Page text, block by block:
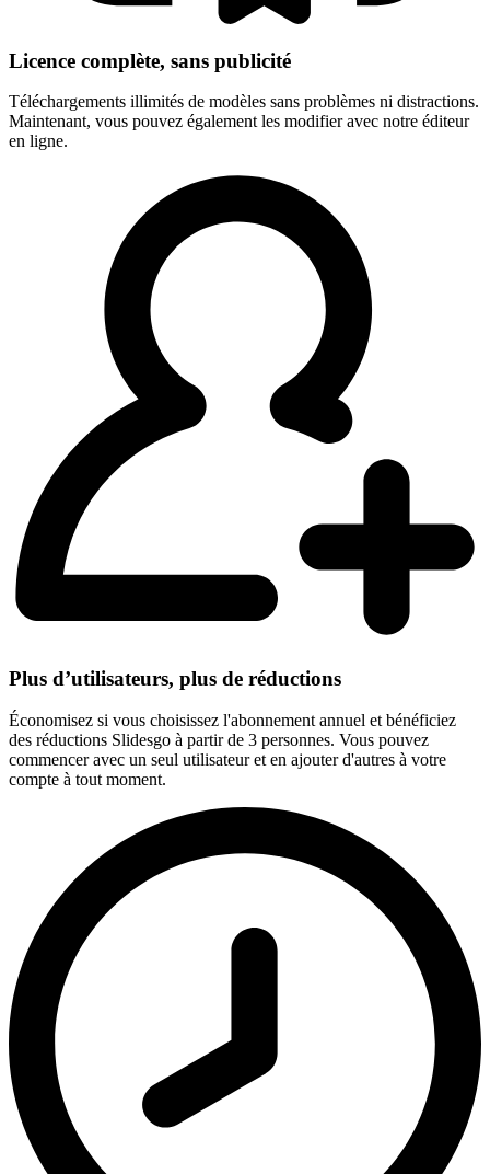
Licence complète, sans publicité
Téléchargements illimités de modèles sans problèmes ni distractions.
Maintenant, vous pouvez également les modifier avec notre éditeur
en ligne.
Plus d’utilisateurs, plus de réductions
Économisez si vous choisissez l'abonnement annuel et bénéficiez
des réductions Slidesgo à partir de 3 personnes. Vous pouvez
commencer avec un seul utilisateur et en ajouter d'autres à votre
compte à tout moment.